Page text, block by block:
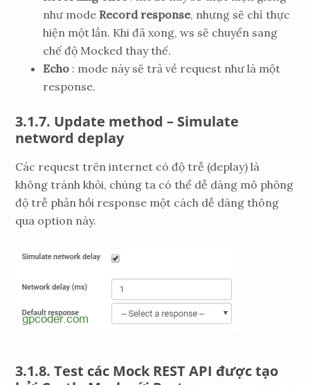
như mode Record response, nhưng sẽ chỉ thực
hiện một lần. Khi đã xong, ws sẽ chuyển sang
chế độ Mocked thay thế.
Echo : mode này sẽ trả về request như là một
response.
Update method – Simulate
netword deplay
Các request trên internet có độ trễ (deplay) là
không tránh khỏi, chúng ta có thể dễ dàng mô phỏng
độ trễ phản hồi response một cách dễ dàng thông
qua option này.
Test các Mock REST API được tạo